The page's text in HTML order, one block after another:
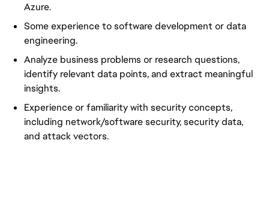
Azure.
Some experience to software development or data
engineering.
Analyze business problems or research questions,
identify relevant data points, and extract meaningful
insights.
Experience or familiarity with security concepts,
including network/software security, security data,
and attack vectors.